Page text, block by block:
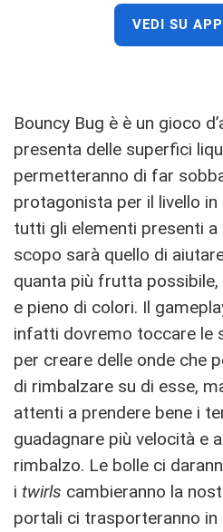
VEDI SU
Bouncy Bug è è un gioco
presenta delle superfici
permetteranno di far
protagonista per il livello
tutti gli elementi presenti
scopo sarà quello di
quanta più frutta
e pieno di colori. Il
infatti dovremo toccare le
per creare delle onde che
di rimbalzare su di esse,
attenti a prendere bene i
guadagnare più velocità e
rimbalzo. Le bolle ci
i twirls cambieranno la
portali ci trasporteranno in